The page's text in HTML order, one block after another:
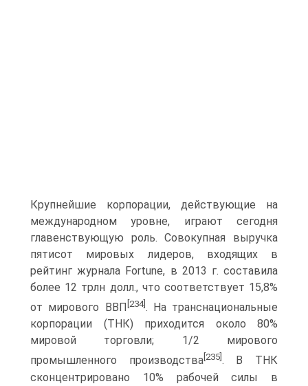
Крупнейшие корпорации, действующие на
международном уровне, играют сегодня
главенствующую роль. Совокупная выручка
пятисот мировых лидеров, входящих в
рейтинг журнала Fortune, в 2013 г. составила
более 12 трлн долл., что соответствует 15,8%
от мирового ВВП [234]. На транснациональные
корпорации (ТНК) приходится около 80%
мировой торговли; 1/2 мирового
промышленного производства [235] . В ТНК
сконцентрировано 10% рабочей силы в